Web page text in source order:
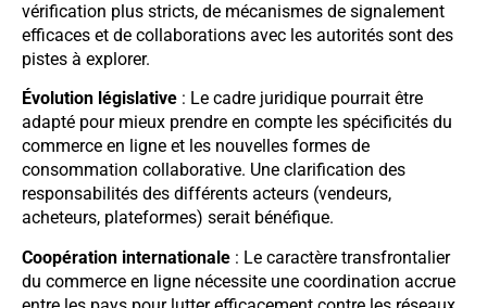
vérification plus stricts, de mécanismes de signalement
efficaces et de collaborations avec les autorités sont des
pistes à explorer.
Évolution législative : Le cadre juridique pourrait être
adapté pour mieux prendre en compte les spécificités du
commerce en ligne et les nouvelles formes de
consommation collaborative. Une clarification des
responsabilités des différents acteurs (vendeurs,
acheteurs, plateformes) serait bénéfique.
Coopération internationale : Le caractère transfrontalier
du commerce en ligne nécessite une coordination accrue